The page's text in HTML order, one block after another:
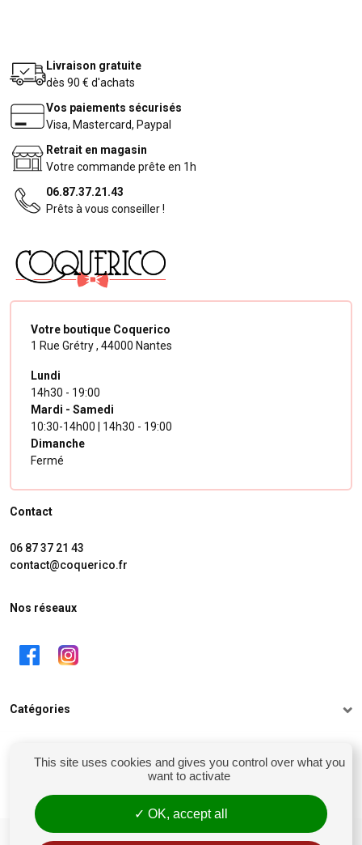
Livraison gratuite
dès 90 € d'achats
Vos paiements sécurisés
Visa, Mastercard, Paypal
Retrait en magasin
Votre commande prête en 1h
06.87.37.21.43
Prêts à vous conseiller !
Votre boutique Coquerico
1 Rue Grétry , 44000 Nantes
Lundi
14h30 - 19:00
Mardi - Samedi
10:30-14h00 | 14h30 - 19:00
Dimanche
Fermé
Contact
06 87 37 21 43
contact@coquerico.fr
Nos réseaux
Catégories
Mon compte
siret : 81238106900028
This site uses cookies and gives you control over what you
want to activate
OK, accept all